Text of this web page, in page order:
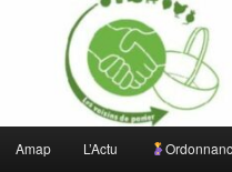
Amap L’Actu